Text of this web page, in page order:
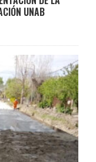
UNAB